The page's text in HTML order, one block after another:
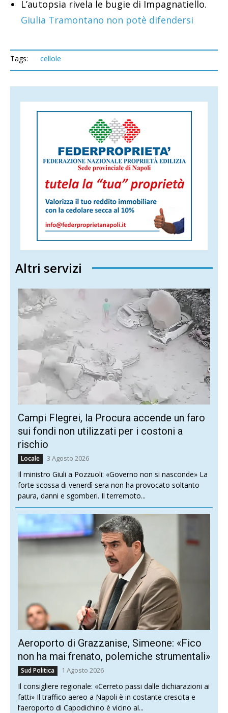
L’autopsia rivela le bugie di Impagnatiello.
Giulia Tramontano non potè difendersi
Tags: cellole
Altri servizi
Campi Flegrei, la Procura accende un faro
sui fondi non utilizzati per i costoni a
rischio
Locale 3 Agosto 2026
Il ministro Giuli a Pozzuoli: «Governo non si nasconde» La
forte scossa di venerdì sera non ha provocato soltanto
paura, danni e sgomberi. Il terremoto...
Aeroporto di Grazzanise, Simeone: «Fico
non ha mai frenato, polemiche strumentali»
Sud Politica 1 Agosto 2026
Il consigliere regionale: «Cerreto passi dalle dichiarazioni ai
fatti» Il traffico aereo a Napoli è in costante crescita e
l’aeroporto di Capodichino è vicino al...